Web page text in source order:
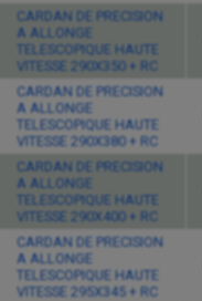
CARDAN DE PRECISION
A ALLONGE
TELESCOPIQUE HAUTE
VITESSE 290X350 + RC
CARDAN DE PRECISION
A ALLONGE
TELESCOPIQUE HAUTE
VITESSE 290X380 + RC
CARDAN DE PRECISION
A ALLONGE
TELESCOPIQUE HAUTE
VITESSE 290X400 + RC
CARDAN DE PRECISION
A ALLONGE
TELESCOPIQUE HAUTE
VITESSE 295X345 + RC